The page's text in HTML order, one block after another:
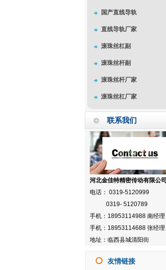
国产直线导轨
直线导轨厂家
滚珠丝杠副
滚珠丝杆副
滚珠丝杆厂家
滚珠丝杠厂家
联系我们
河北金佳特精密传动有限公司
电话： 0319-5120999
0319- 5120789
手机：18953114988 南经理
手机：18953114688 张经理
地址：临西县城清阳街
友情链接